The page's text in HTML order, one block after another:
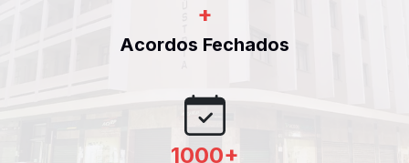
+
Acordos Fechados
1000+